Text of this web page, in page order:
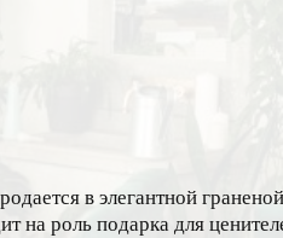
в элегантной
на роль подарка для